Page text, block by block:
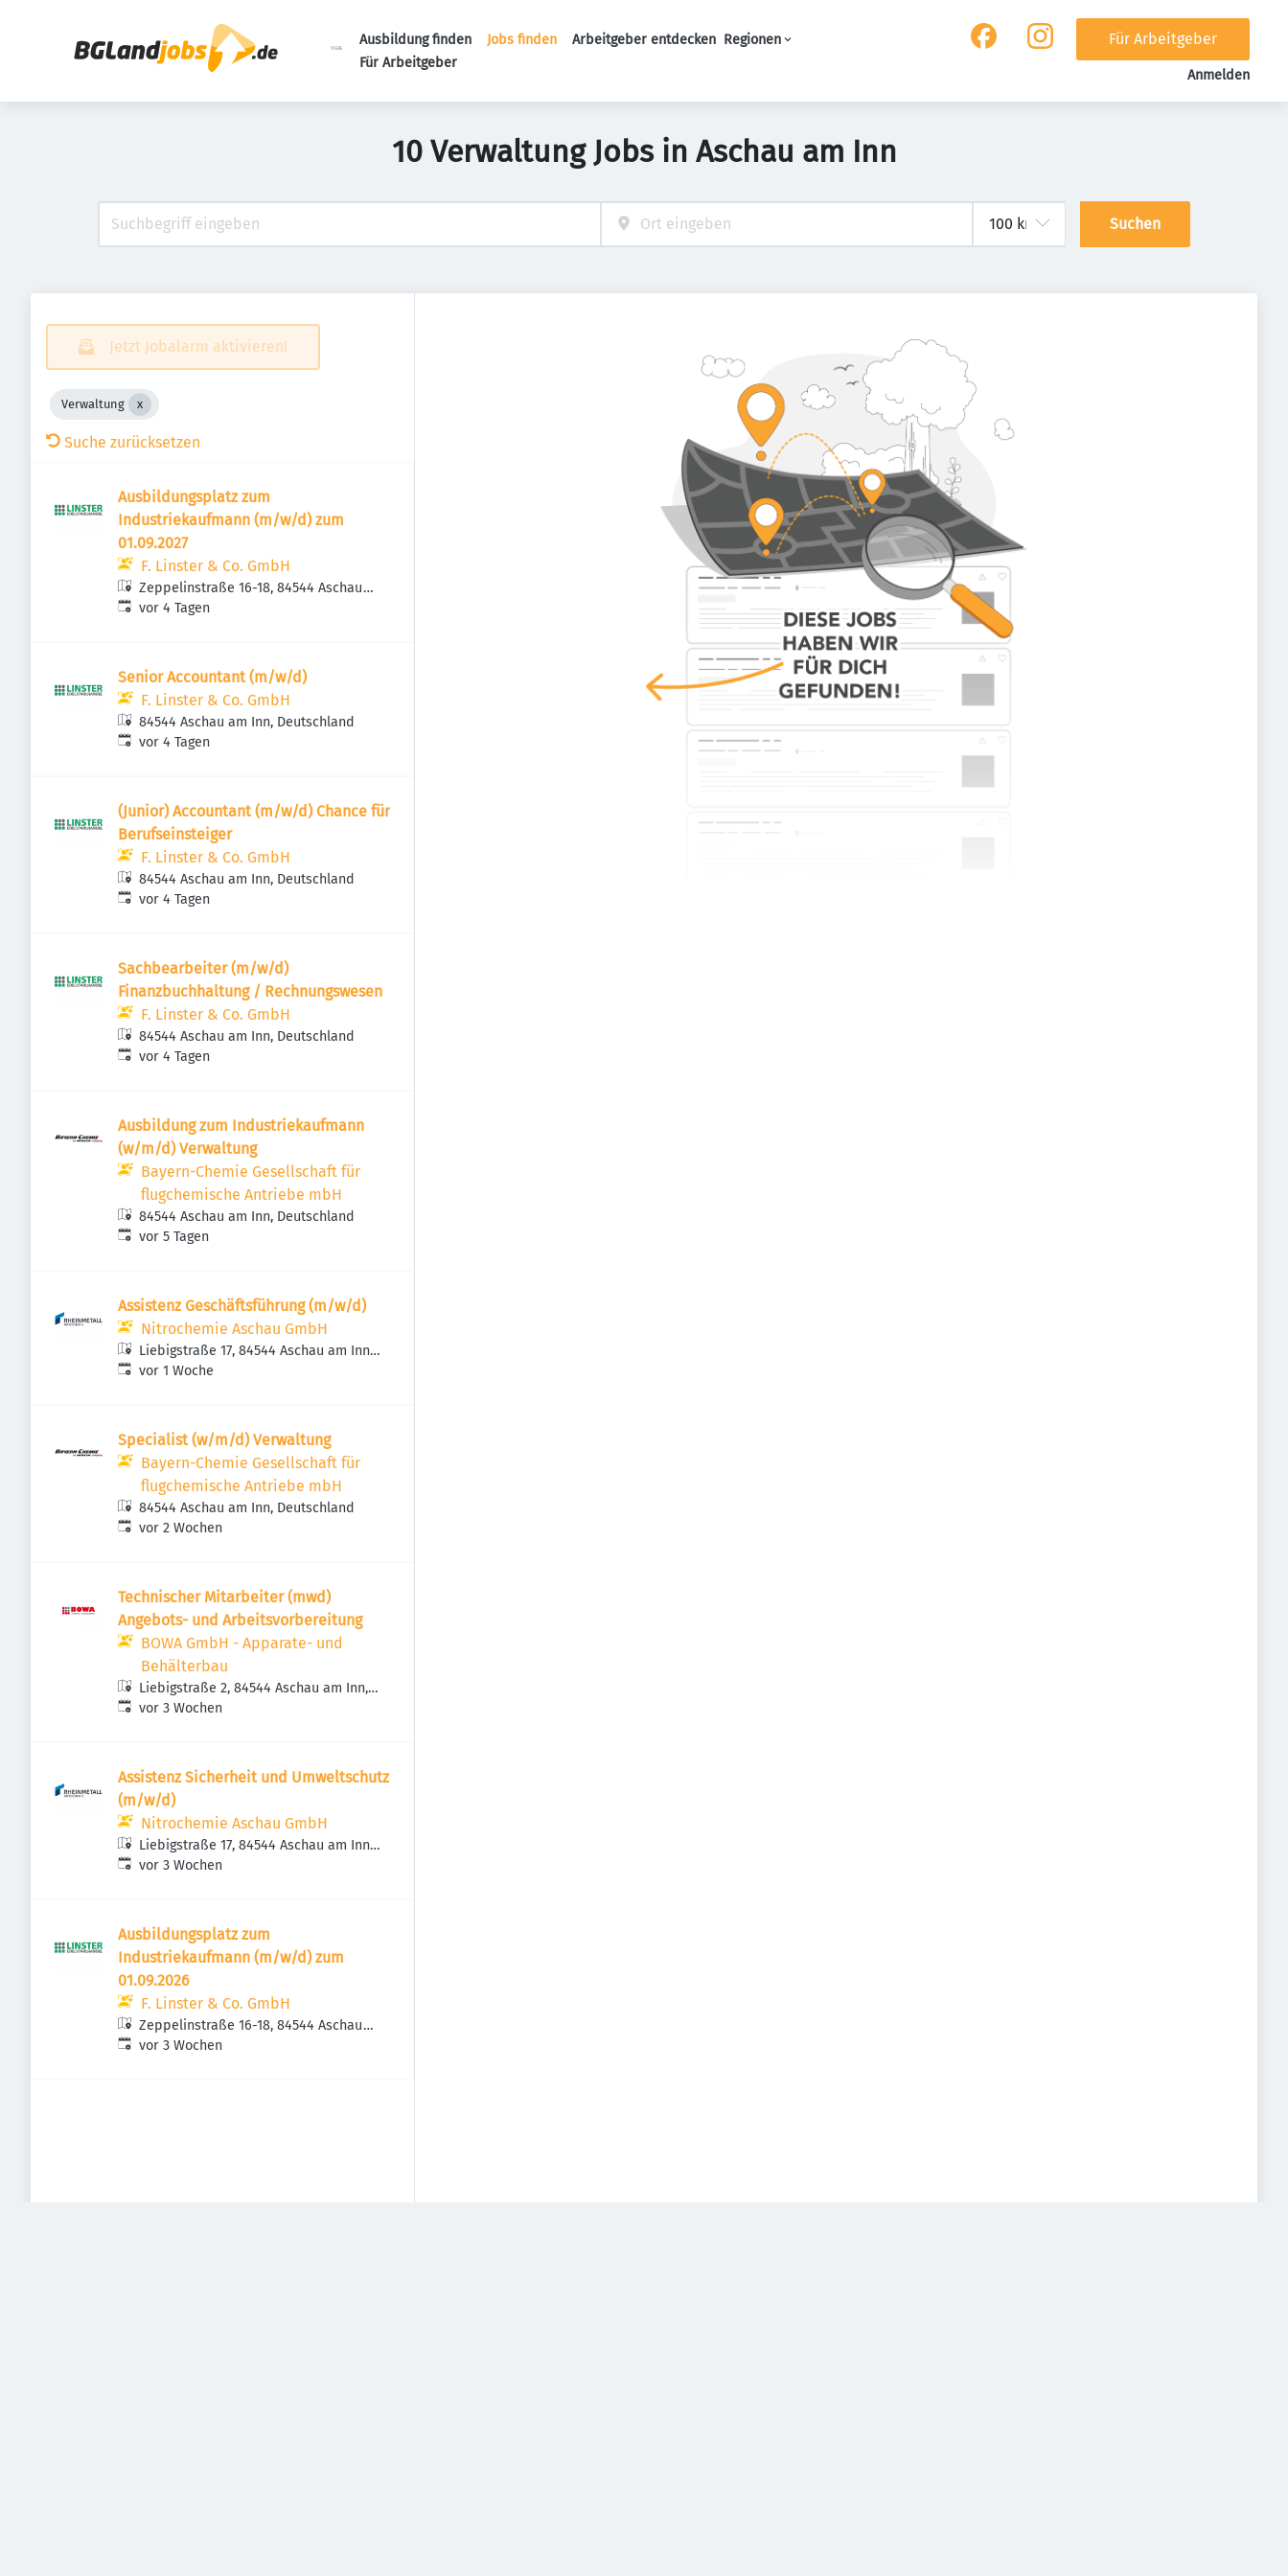
Ausbildung finden Jobs finden Arbeitgeber entdecken Regionen
Für Arbeitgeber
Für Arbeitgeber
Anmelden
10 Verwaltung Jobs in Aschau am Inn
Suchen
Jetzt Jobalarm aktivieren!
Verwaltung
Suche zurücksetzen
Ausbildungsplatz zum
Industriekaufmann (m/w/d) zum
01.09.2027
F. Linster & Co. GmbH
Zeppelinstraße 16-18, 84544 Aschau
am Inn, Deutschland
Veröffentlicht:
vor 4 Tagen
Senior Accountant (m/w/d)
F. Linster & Co. GmbH
84544 Aschau am Inn, Deutschland
Veröffentlicht:
vor 4 Tagen
(Junior) Accountant (m/w/d) Chance für
Berufseinsteiger
F. Linster & Co. GmbH
84544 Aschau am Inn, Deutschland
Veröffentlicht:
vor 4 Tagen
Sachbearbeiter (m/w/d)
Finanzbuchhaltung / Rechnungswesen
F. Linster & Co. GmbH
84544 Aschau am Inn, Deutschland
Veröffentlicht:
vor 4 Tagen
Ausbildung zum Industriekaufmann
(w/m/d) Verwaltung
Bayern-Chemie Gesellschaft für
flugchemische Antriebe mbH
84544 Aschau am Inn, Deutschland
Veröffentlicht:
vor 5 Tagen
Assistenz Geschäftsführung (m/w/d)
Nitrochemie Aschau GmbH
Liebigstraße 17, 84544 Aschau am Inn,
Deutschland
Veröffentlicht:
vor 1 Woche
Specialist (w/m/d) Verwaltung
Bayern-Chemie Gesellschaft für
flugchemische Antriebe mbH
84544 Aschau am Inn, Deutschland
Veröffentlicht:
vor 2 Wochen
Technischer Mitarbeiter (mwd)
Angebots- und Arbeitsvorbereitung
BOWA GmbH - Apparate- und
Behälterbau
Liebigstraße 2, 84544 Aschau am Inn,
Deutschland
Veröffentlicht:
vor 3 Wochen
Assistenz Sicherheit und Umweltschutz
(m/w/d)
Nitrochemie Aschau GmbH
Liebigstraße 17, 84544 Aschau am Inn,
Deutschland
Veröffentlicht:
vor 3 Wochen
Ausbildungsplatz zum
Industriekaufmann (m/w/d) zum
01.09.2026
F. Linster & Co. GmbH
Zeppelinstraße 16-18, 84544 Aschau
am Inn, Deutschland
Veröffentlicht:
vor 3 Wochen